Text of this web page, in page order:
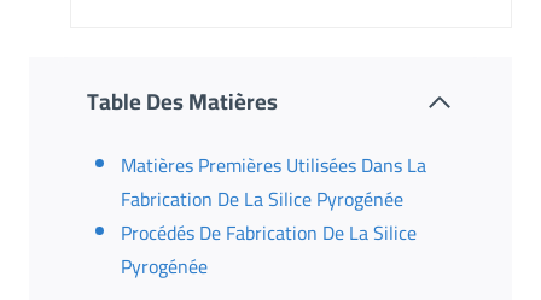
Table Des Matières
Matières Premières Utilisées Dans La
Fabrication De La Silice Pyrogénée
Procédés De Fabrication De La Silice
Pyrogénée